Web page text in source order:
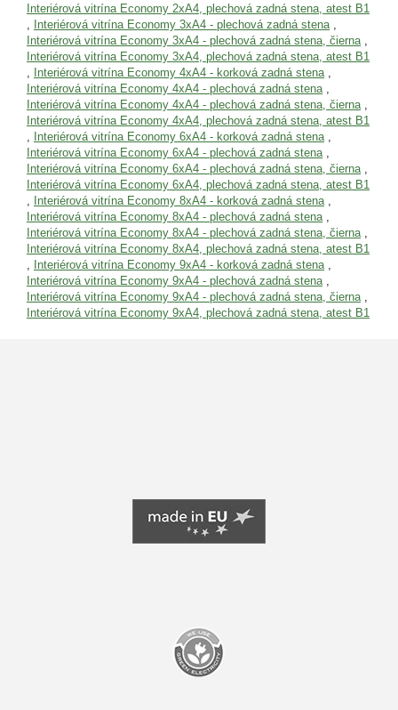
Interiérová vitrína Economy 2xA4, plechová zadná stena, atest B1
,
Interiérová vitrína Economy 3xA4 - plechová zadná stena ,
Interiérová vitrína Economy 3xA4 - plechová zadná stena, čierna ,
Interiérová vitrína Economy 3xA4, plechová zadná stena, atest B1
,
Interiérová vitrína Economy 4xA4 - korková zadná stena ,
Interiérová vitrína Economy 4xA4 - plechová zadná stena ,
Interiérová vitrína Economy 4xA4 - plechová zadná stena, čierna ,
Interiérová vitrína Economy 4xA4, plechová zadná stena, atest B1
,
Interiérová vitrína Economy 6xA4 - korková zadná stena ,
Interiérová vitrína Economy 6xA4 - plechová zadná stena ,
Interiérová vitrína Economy 6xA4 - plechová zadná stena, čierna ,
Interiérová vitrína Economy 6xA4, plechová zadná stena, atest B1
,
Interiérová vitrína Economy 8xA4 - korková zadná stena ,
Interiérová vitrína Economy 8xA4 - plechová zadná stena ,
Interiérová vitrína Economy 8xA4 - plechová zadná stena, čierna ,
Interiérová vitrína Economy 8xA4, plechová zadná stena, atest B1
,
Interiérová vitrína Economy 9xA4 - korková zadná stena ,
Interiérová vitrína Economy 9xA4 - plechová zadná stena ,
Interiérová vitrína Economy 9xA4 - plechová zadná stena, čierna ,
Interiérová vitrína Economy 9xA4, plechová zadná stena, atest B1